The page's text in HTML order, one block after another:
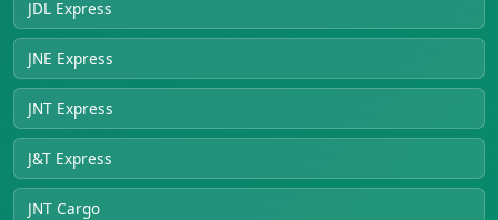
JDL Express
JNE Express
JNT Express
J&T Express
JNT Cargo